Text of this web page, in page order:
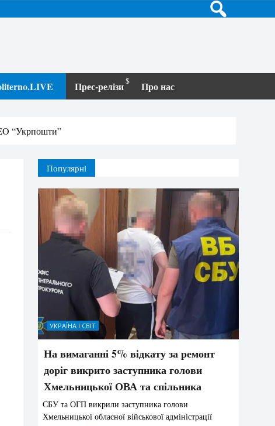
Прес-релізи Про нас
“Укрпошти”
Популярні
УКРАЇНА І СВІТ
На вимаганні 5% відкату за ремонт
доріг викрито заступника голови
Хмельницької ОВА та спільника
СБУ та ОГП викрили заступника голови
Хмельницької обласної військової адміністрації